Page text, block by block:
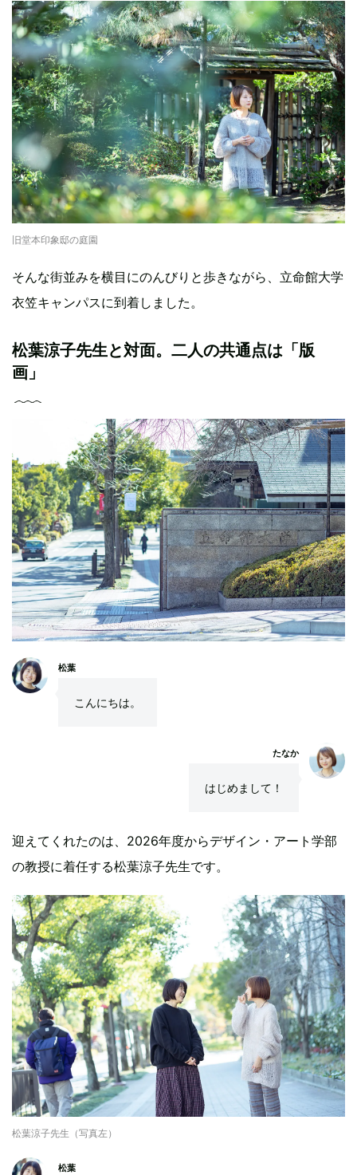
旧堂本印象邸の庭園
そんな街並みを横目にのんびりと歩きながら、立命館大学
衣笠キャンパスに到着しました。
松葉涼子先生と対面。二人の共通点は「版
画」
松葉
こんにちは。
たなか
はじめまして！
迎えてくれたのは、2026年度からデザイン・アート学部
の教授に着任する松葉涼子先生です。
松葉涼子先生（写真左）
松葉